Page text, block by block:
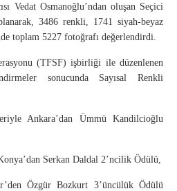
Vedat Osmanoğlu’ndan oluşan Seçici
3486 renkli, 1741 siyah-beyaz
toplam 5227 fotoğrafı değerlendirdi.
(TFSF) işbirliği ile düzenlenen
sonucunda Sayısal Renkli
Ankara’dan Ümmü Kandilcioğlu
Serkan Daldal 2’ncilik Ödülü,
Özgür Bozkurt 3’üncülük Ödülü